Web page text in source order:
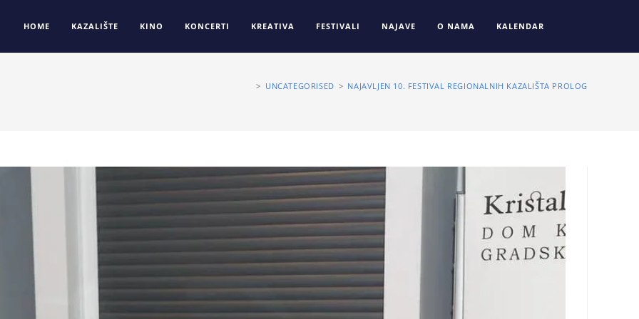
HOME KAZALIŠTE KINO KONCERTI KREATIVA FESTIVALI NAJAVE O NAMA KALENDAR
> UNCATEGORISED > NAJAVLJEN 10. FESTIVAL REGIONALNIH KAZALIŠTA PROLOG